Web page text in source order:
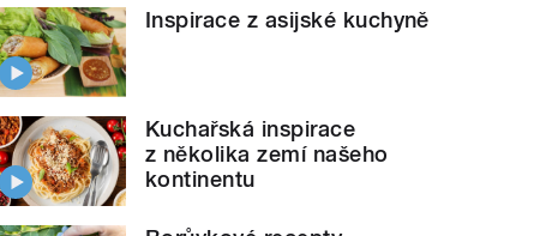
Inspirace z asijské kuchyně
Kuchařská inspirace
z několika zemí našeho
kontinentu